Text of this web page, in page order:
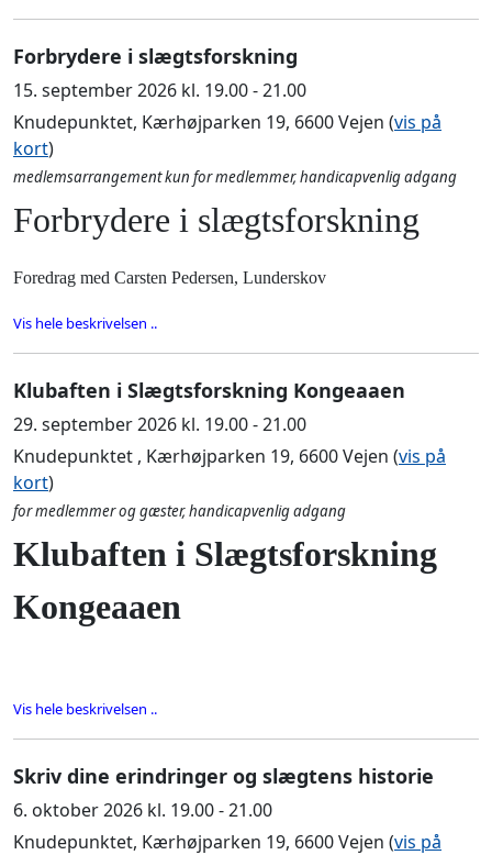
Forbrydere i slægtsforskning
15. september 2026 kl. 19.00 - 21.00
Knudepunktet, Kærhøjparken 19, 6600 Vejen (vis på
kort)
medlemsarrangement kun for medlemmer, handicapvenlig adgang
Forbrydere i slægtsforskning
Foredrag med Carsten Pedersen, Lunderskov
Vis hele beskrivelsen ..
Klubaften i Slægtsforskning Kongeaaen
29. september 2026 kl. 19.00 - 21.00
Knudepunktet , Kærhøjparken 19, 6600 Vejen (vis på
kort)
for medlemmer og gæster, handicapvenlig adgang
Klubaften i Slægtsforskning
Kongeaaen
Vis hele beskrivelsen ..
Skriv dine erindringer og slægtens historie
6. oktober 2026 kl. 19.00 - 21.00
Knudepunktet, Kærhøjparken 19, 6600 Vejen (vis på